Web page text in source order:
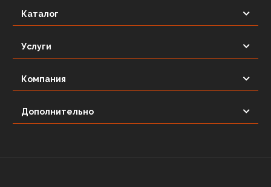
Каталог
Услуги
Компания
Дополнительно